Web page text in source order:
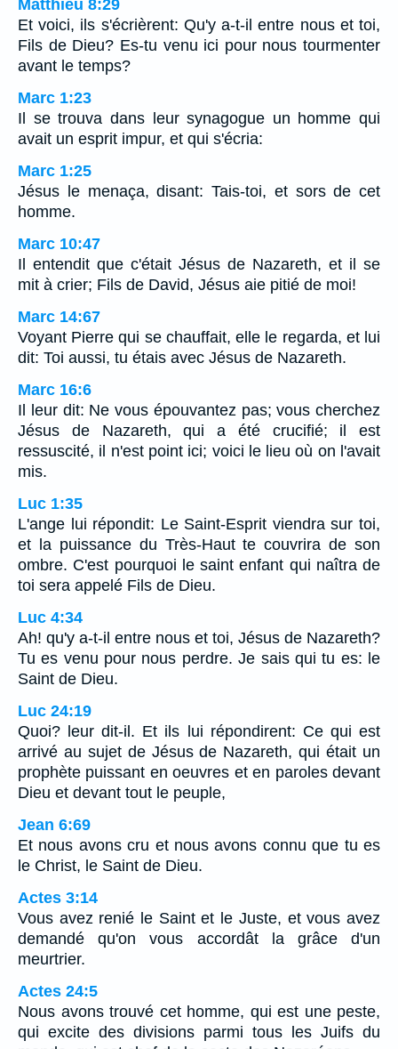
Matthieu 8:29
Et voici, ils s'écrièrent: Qu'y a-t-il entre nous et toi,
Fils de Dieu? Es-tu venu ici pour nous tourmenter
avant le temps?
Marc 1:23
Il se trouva dans leur synagogue un homme qui
avait un esprit impur, et qui s'écria:
Marc 1:25
Jésus le menaça, disant: Tais-toi, et sors de cet
homme.
Marc 10:47
Il entendit que c'était Jésus de Nazareth, et il se
mit à crier; Fils de David, Jésus aie pitié de moi!
Marc 14:67
Voyant Pierre qui se chauffait, elle le regarda, et lui
dit: Toi aussi, tu étais avec Jésus de Nazareth.
Marc 16:6
Il leur dit: Ne vous épouvantez pas; vous cherchez
Jésus de Nazareth, qui a été crucifié; il est
ressuscité, il n'est point ici; voici le lieu où on l'avait
mis.
Luc 1:35
L'ange lui répondit: Le Saint-Esprit viendra sur toi,
et la puissance du Très-Haut te couvrira de son
ombre. C'est pourquoi le saint enfant qui naîtra de
toi sera appelé Fils de Dieu.
Luc 4:34
Ah! qu'y a-t-il entre nous et toi, Jésus de Nazareth?
Tu es venu pour nous perdre. Je sais qui tu es: le
Saint de Dieu.
Luc 24:19
Quoi? leur dit-il. Et ils lui répondirent: Ce qui est
arrivé au sujet de Jésus de Nazareth, qui était un
prophète puissant en oeuvres et en paroles devant
Dieu et devant tout le peuple,
Jean 6:69
Et nous avons cru et nous avons connu que tu es
le Christ, le Saint de Dieu.
Actes 3:14
Vous avez renié le Saint et le Juste, et vous avez
demandé qu'on vous accordât la grâce d'un
meurtrier.
Actes 24:5
Nous avons trouvé cet homme, qui est une peste,
qui excite des divisions parmi tous les Juifs du